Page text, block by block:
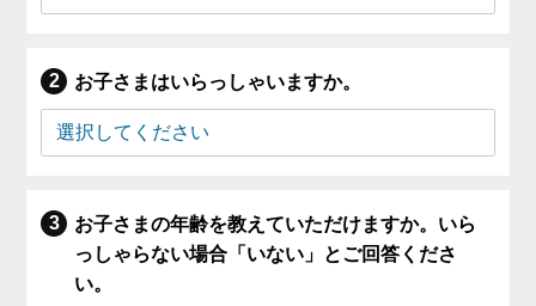
お子さまはいらっしゃいますか。
お子さまの年齢を教えていただけますか。いら
っしゃらない場合「いない」とご回答くださ
い。